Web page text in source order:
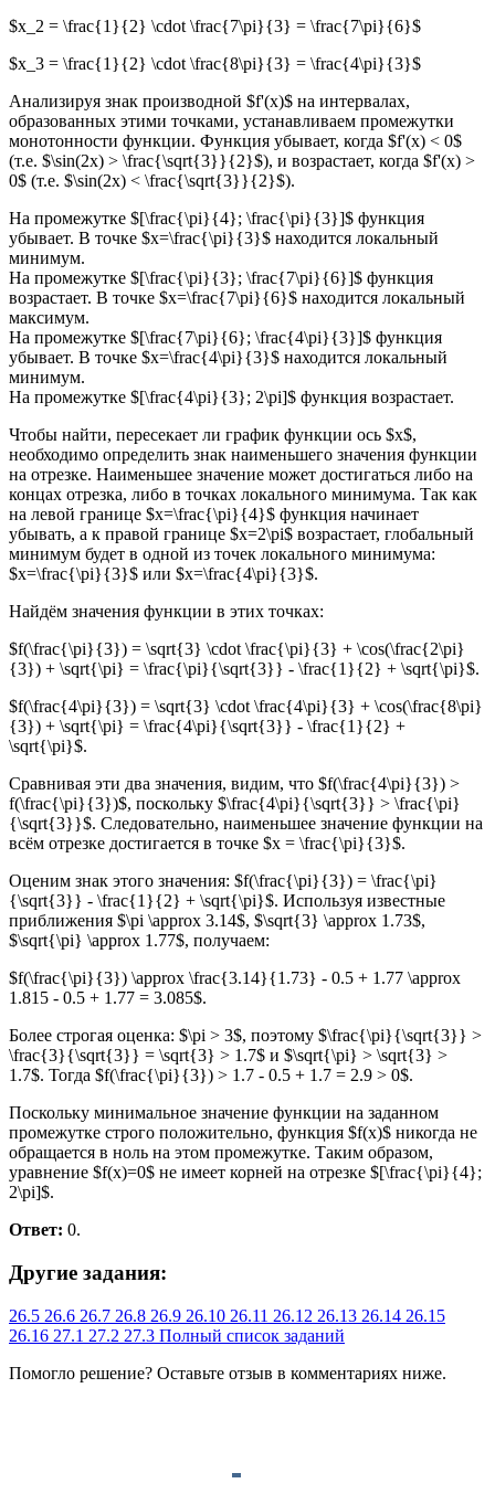
$x_2 = \frac{1}{2} \cdot \frac{7\pi}{3} = \frac{7\pi}{6}$
$x_3 = \frac{1}{2} \cdot \frac{8\pi}{3} = \frac{4\pi}{3}$
Анализируя знак производной $f'(x)$ на интервалах,
образованных этими точками, устанавливаем промежутки
монотонности функции. Функция убывает, когда $f'(x) < 0$
(т.е. $\sin(2x) > \frac{\sqrt{3}}{2}$), и возрастает, когда $f'(x) >
0$ (т.е. $\sin(2x) < \frac{\sqrt{3}}{2}$).
На промежутке $[\frac{\pi}{4}; \frac{\pi}{3}]$ функция
убывает. В точке $x=\frac{\pi}{3}$ находится локальный
минимум.
На промежутке $[\frac{\pi}{3}; \frac{7\pi}{6}]$ функция
возрастает. В точке $x=\frac{7\pi}{6}$ находится локальный
максимум.
На промежутке $[\frac{7\pi}{6}; \frac{4\pi}{3}]$ функция
убывает. В точке $x=\frac{4\pi}{3}$ находится локальный
минимум.
На промежутке $[\frac{4\pi}{3}; 2\pi]$ функция возрастает.
Чтобы найти, пересекает ли график функции ось $x$,
необходимо определить знак наименьшего значения функции
на отрезке. Наименьшее значение может достигаться либо на
концах отрезка, либо в точках локального минимума. Так как
на левой границе $x=\frac{\pi}{4}$ функция начинает
убывать, а к правой границе $x=2\pi$ возрастает, глобальный
минимум будет в одной из точек локального минимума:
$x=\frac{\pi}{3}$ или $x=\frac{4\pi}{3}$.
Найдём значения функции в этих точках:
$f(\frac{\pi}{3}) = \sqrt{3} \cdot \frac{\pi}{3} + \cos(\frac{2\pi}
{3}) + \sqrt{\pi} = \frac{\pi}{\sqrt{3}} - \frac{1}{2} + \sqrt{\pi}$.
$f(\frac{4\pi}{3}) = \sqrt{3} \cdot \frac{4\pi}{3} + \cos(\frac{8\pi}
{3}) + \sqrt{\pi} = \frac{4\pi}{\sqrt{3}} - \frac{1}{2} +
\sqrt{\pi}$.
Сравнивая эти два значения, видим, что $f(\frac{4\pi}{3}) >
f(\frac{\pi}{3})$, поскольку $\frac{4\pi}{\sqrt{3}} > \frac{\pi}
{\sqrt{3}}$. Следовательно, наименьшее значение функции на
всём отрезке достигается в точке $x = \frac{\pi}{3}$.
Оценим знак этого значения: $f(\frac{\pi}{3}) = \frac{\pi}
{\sqrt{3}} - \frac{1}{2} + \sqrt{\pi}$. Используя известные
приближения $\pi \approx 3.14$, $\sqrt{3} \approx 1.73$,
$\sqrt{\pi} \approx 1.77$, получаем:
$f(\frac{\pi}{3}) \approx \frac{3.14}{1.73} - 0.5 + 1.77 \approx
1.815 - 0.5 + 1.77 = 3.085$.
Более строгая оценка: $\pi > 3$, поэтому $\frac{\pi}{\sqrt{3}} >
\frac{3}{\sqrt{3}} = \sqrt{3} > 1.7$ и $\sqrt{\pi} > \sqrt{3} >
1.7$. Тогда $f(\frac{\pi}{3}) > 1.7 - 0.5 + 1.7 = 2.9 > 0$.
Поскольку минимальное значение функции на заданном
промежутке строго положительно, функция $f(x)$ никогда не
обращается в ноль на этом промежутке. Таким образом,
уравнение $f(x)=0$ не имеет корней на отрезке $[\frac{\pi}{4};
2\pi]$.
Ответ: 0.
Другие задания:
26.5 26.6 26.7 26.8 26.9 26.10 26.11 26.12 26.13 26.14 26.15
26.16 27.1 27.2 27.3 Полный список заданий
Помогло решение? Оставьте отзыв в комментариях ниже.